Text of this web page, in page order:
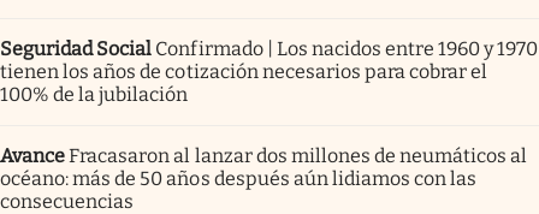
Seguridad Social Confirmado | Los nacidos entre 1960 y 1970
tienen los años de cotización necesarios para cobrar el
100% de la jubilación
AvanceFracasaron al lanzar dos millones de neumáticos al
océano: más de 50 años después aún lidiamos con las
consecuencias